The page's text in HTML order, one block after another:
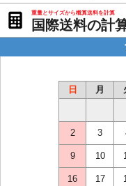
重量とサイズから概算送料を計算
国際送料の計
日 月
2 3
9 10
16 17